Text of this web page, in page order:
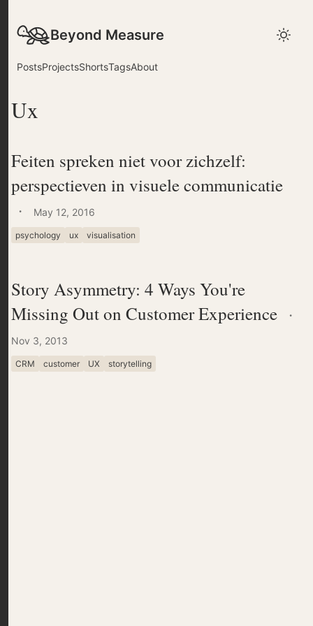
Beyond Measure
PostsProjectsShortsTagsAbout
Ux
Feiten spreken niet voor zichzelf:
perspectieven in visuele communicatie
·
May 12, 2016
psychology ux visualisation
Story Asymmetry: 4 Ways You're
Missing Out on Customer Experience ·
Nov 3, 2013
CRM customer UX storytelling